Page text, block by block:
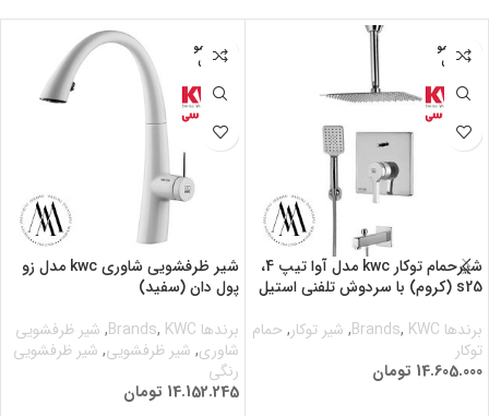
اتمام مو
جودی
شیرحمام توکار kwc مدل آوا تیپ 4،
s25 (کروم) با سردوش تلفنی استیل
برندها Brands
, KWC
, شیر توکار, حمام
توکار
14.605.000 تومان
اتمام مو
جودی
شیر ظرفشویی شاوری kwc مدل زو
پول دان (سفید)
برندها Brands
, KWC
, شیر ظرفشویی
شاوری, شیر ظرفشویی, شیر ظرفشویی
رنگی
14.152.245 تومان